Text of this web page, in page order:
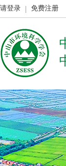
请登录 免费注册